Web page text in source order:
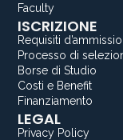
Faculty
ISCRIZIONE
Requisiti
Processo di
Borse di Studio
Costi e Benefit
Finanziamento
LEGAL
Privacy Policy